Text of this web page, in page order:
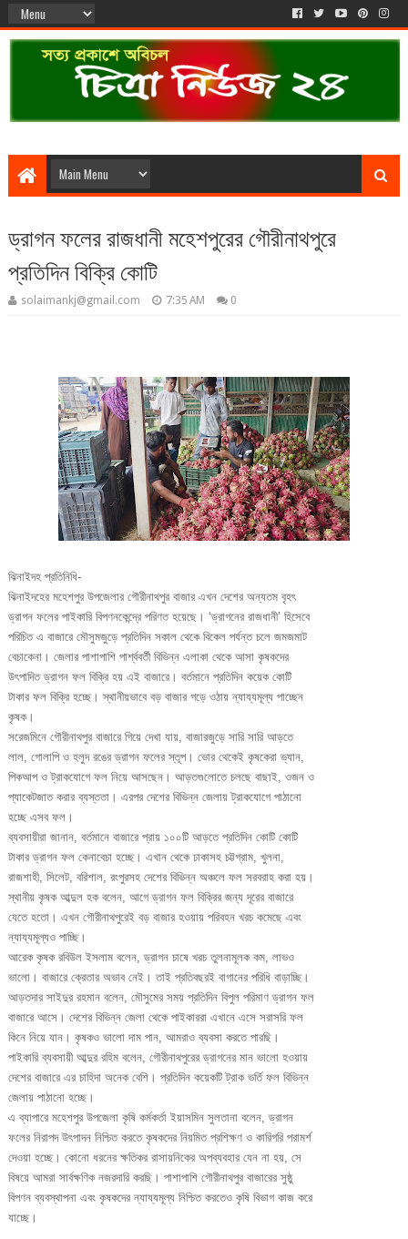
ড্রাগন ফলের রাজধানী মহেশপুরের গৌরীনাথপুরে
প্রতিদিন বিক্রি কোটি
solaimankj@gmail.com 7:35 AM 0
ঝিনাইদহ প্রতিনিধি-
ঝিনাইদহের মহেশপুর উপজেলার গৌরীনাথপুর বাজার এখন দেশের অন্যতম বৃহৎ
ড্রাগন ফলের পাইকারি বিপণনকেন্দ্রে পরিণত হয়েছে। ‘ড্রাগনের রাজধানী’ হিসেবে
পরিচিত এ বাজারে মৌসুমজুড়ে প্রতিদিন সকাল থেকে বিকেল পর্যন্ত চলে জমজমাট
বেচাকেনা। জেলার পাশাপাশি পার্শ্ববর্তী বিভিন্ন এলাকা থেকে আসা কৃষকদের
উৎপাদিত ড্রাগন ফল বিক্রি হয় এই বাজারে। বর্তমানে প্রতিদিন কয়েক কোটি
টাকার ফল বিক্রি হচ্ছে। স্থানীয়ভাবে বড় বাজার গড়ে ওঠায় ন্যায্যমূল্য পাচ্ছেন
কৃষক।
সরেজমিনে গৌরীনাথপুর বাজারে গিয়ে দেখা যায়, বাজারজুড়ে সারি সারি আড়তে
লাল, গোলাপি ও হলুদ রঙের ড্রাগন ফলের স্তূপ। ভোর থেকেই কৃষকেরা ভ্যান,
পিকআপ ও ট্রাকযোগে ফল নিয়ে আসছেন। আড়তগুলোতে চলছে বাছাই, ওজন ও
প্যাকেটজাত করার ব্যস্ততা। এরপর দেশের বিভিন্ন জেলায় ট্রাকযোগে পাঠানো
হচ্ছে এসব ফল।
ব্যবসায়ীরা জানান, বর্তমানে বাজারে প্রায় ১০০টি আড়তে প্রতিদিন কোটি কোটি
টাকার ড্রাগন ফল কেনাবেচা হচ্ছে। এখান থেকে ঢাকাসহ চট্টগ্রাম, খুলনা,
রাজশাহী, সিলেট, বরিশাল, রংপুরসহ দেশের বিভিন্ন অঞ্চলে ফল সরবরাহ করা হয়।
স্থানীয় কৃষক আব্দুল হক বলেন, আগে ড্রাগন ফল বিক্রির জন্য দূরের বাজারে
যেতে হতো। এখন গৌরীনাথপুরেই বড় বাজার হওয়ায় পরিবহন খরচ কমেছে এবং
ন্যায্যমূল্যও পাচ্ছি।
আরেক কৃষক রবিউল ইসলাম বলেন, ড্রাগন চাষে খরচ তুলনামূলক কম, লাভও
ভালো। বাজারে ক্রেতার অভাব নেই। তাই প্রতিবছরই বাগানের পরিধি বাড়াচ্ছি।
আড়তদার সাইদুর রহমান বলেন, মৌসুমের সময় প্রতিদিন বিপুল পরিমাণ ড্রাগন ফল
বাজারে আসে। দেশের বিভিন্ন জেলা থেকে পাইকাররা এখানে এসে সরাসরি ফল
কিনে নিয়ে যান। কৃষকও ভালো দাম পান, আমরাও ব্যবসা করতে পারছি।
পাইকারি ব্যবসায়ী আব্দুর রহিম বলেন, গৌরীনাথপুরের ড্রাগনের মান ভালো হওয়ায়
দেশের বাজারে এর চাহিদা অনেক বেশি। প্রতিদিন কয়েকটি ট্রাক ভর্তি ফল বিভিন্ন
জেলায় পাঠানো হচ্ছে।
এ ব্যাপারে মহেশপুর উপজেলা কৃষি কর্মকর্তা ইয়াসমিন সুলতানা বলেন, ড্রাগন
ফলের নিরাপদ উৎপাদন নিশ্চিত করতে কৃষকদের নিয়মিত প্রশিক্ষণ ও কারিগরি পরামর্শ
দেওয়া হচ্ছে। কোনো ধরনের ক্ষতিকর রাসায়নিকের অপব্যবহার যেন না হয়, সে
বিষয়ে আমরা সার্বক্ষণিক নজরদারি করছি। পাশাপাশি গৌরীনাথপুর বাজারের সুষ্ঠু
বিপণন ব্যবস্থাপনা এবং কৃষকদের ন্যায্যমূল্য নিশ্চিত করতেও কৃষি বিভাগ কাজ করে
যাচ্ছে।